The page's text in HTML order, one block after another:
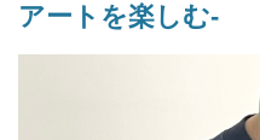
アートを楽しむ-